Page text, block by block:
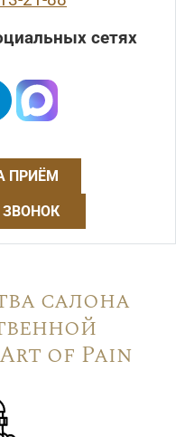
сетях
ПРИЁМ
салона
of Pain